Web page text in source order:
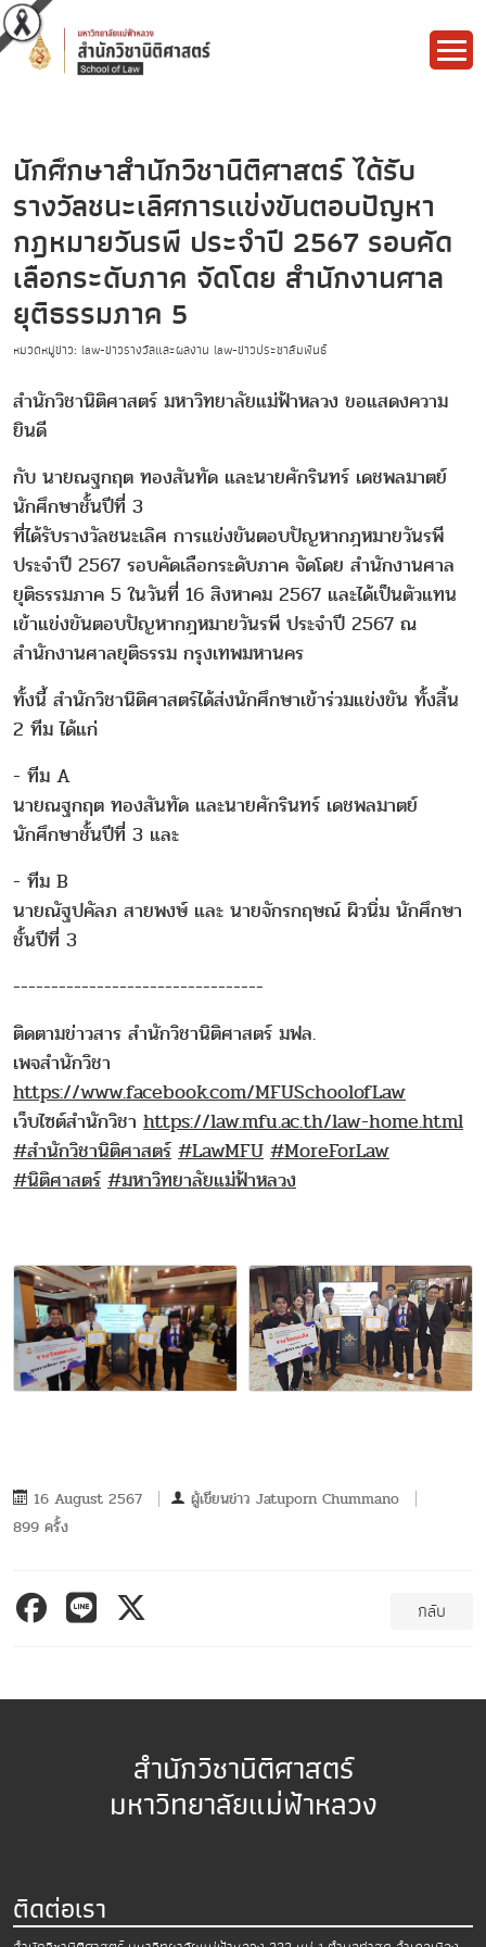
นักศึกษาสำนักวิชานิติศาสตร์ ได้รับ
รางวัลชนะเลิศการแข่งขันตอบปัญหา
กฎหมายวันรพี ประจำปี 2567 รอบคัด
เลือกระดับภาค จัดโดย สำนักงานศาล
ยุติธรรมภาค 5
หมวดหมู่ข่าว: law-ข่าวรางวัลและผลงาน law-ข่าวประชาสัมพันธ์
สำนักวิชานิติศาสตร์ มหาวิทยาลัยแม่ฟ้าหลวง ขอแสดงความ
ยินดี
กับ นายณฐกฤต ทองสันทัด และนายศักรินทร์ เดชพลมาตย์
นักศึกษาชั้นปีที่ 3
ที่ได้รับรางวัลชนะเลิศ การแข่งขันตอบปัญหากฎหมายวันรพี
ประจำปี 2567 รอบคัดเลือกระดับภาค จัดโดย สำนักงานศาล
ยุติธรรมภาค 5 ในวันที่ 16 สิงหาคม 2567 และได้เป็นตัวแทน
เข้าแข่งขันตอบปัญหากฎหมายวันรพี ประจำปี 2567 ณ
สำนักงานศาลยุติธรรม กรุงเทพมหานคร
ทั้งนี้ สำนักวิชานิติศาสตร์ได้ส่งนักศึกษาเข้าร่วมแข่งขัน ทั้งสิ้น
2 ทีม ได้แก่
- ทีม A
นายณฐกฤต ทองสันทัด และนายศักรินทร์ เดชพลมาตย์
นักศึกษาชั้นปีที่ 3 และ
- ทีม B
นายณัฐปคัลภ สายพงษ์ และ นายจักรกฤษณ์ ผิวนิ่ม นักศึกษา
ชั้นปีที่ 3
---------------------------------
ติดตามข่าวสาร สำนักวิชานิติศาสตร์ มฟล.
เพจสำนักวิชา
https://www.facebook.com/MFUSchoolofLaw
เว็บไซต์สำนักวิชา https://law.mfu.ac.th/law-home.html
#สำนักวิชานิติศาสตร์ #LawMFU #MoreForLaw
#นิติศาสตร์ #มหาวิทยาลัยแม่ฟ้าหลวง
16 August 2567 ผู้เขียนข่าว Jatuporn Chummano
899 ครั้ง
กลับ
สำนักวิชานิติศาสตร์
มหาวิทยาลัยแม่ฟ้าหลวง
ติดต่อเรา